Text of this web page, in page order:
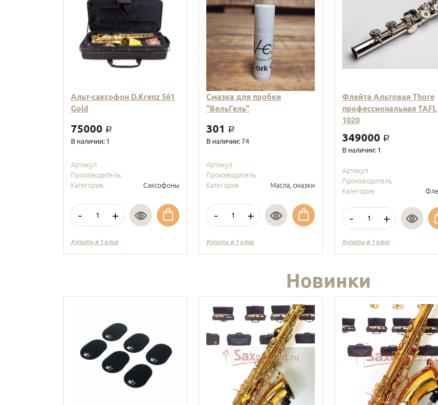
Альт-саксофон D.Krenz 561
Gold
75000 a
В наличии: 1
Артикул
Производитель
Категория
Саксофоны
- +
Купить в 1 клик
Смазка для пробки
"ВельГель"
301 a
В наличии: 74
Артикул
Производитель
Категория
Масла, смазки
- +
Купить в 1 клик
Флейта Альтовая Thore
профессиональная TAFL
1020
349000 a
В наличии: 1
Артикул
Производитель
Категория
- +
Купить в 1 клик
Новинки